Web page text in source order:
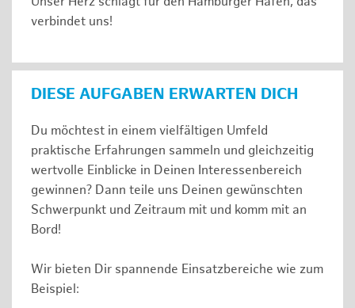
verbindet uns!
DIESE AUFGABEN ERWARTEN DICH
Du möchtest in einem vielfältigen Umfeld
praktische Erfahrungen sammeln und gleichzeitig
wertvolle Einblicke in Deinen Interessenbereich
gewinnen? Dann teile uns Deinen gewünschten
Schwerpunkt und Zeitraum mit und komm mit an
Bord!
Wir bieten Dir spannende Einsatzbereiche wie zum
Beispiel: